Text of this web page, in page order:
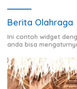
Berita Olahraga
Ini contoh widget
anda bisa